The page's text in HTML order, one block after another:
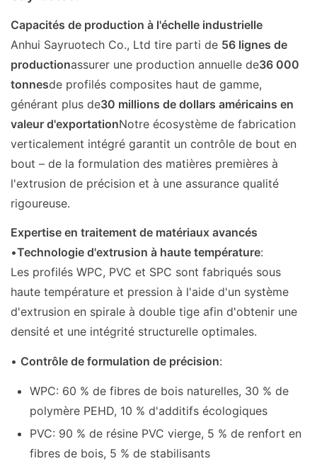
Capacités de production à l'échelle industrielle
Anhui Sayruotech Co., Ltd tire parti de 56 lignes de
productionassurer une production annuelle de36 000
tonnesde profilés composites haut de gamme,
générant plus de30 millions de dollars américains en
valeur d'exportationNotre écosystème de fabrication
verticalement intégré garantit un contrôle de bout en
bout – de la formulation des matières premières à
l'extrusion de précision et à une assurance qualité
rigoureuse.
Expertise en traitement de matériaux avancés
•Technologie d'extrusion à haute température:
Les profilés WPC, PVC et SPC sont fabriqués sous
haute température et pression à l'aide d'un système
d'extrusion en spirale à double tige afin d'obtenir une
densité et une intégrité structurelle optimales.
• Contrôle de formulation de précision:
WPC: 60 % de fibres de bois naturelles, 30 % de
polymère PEHD, 10 % d'additifs écologiques
PVC: 90 % de résine PVC vierge, 5 % de renfort en
fibres de bois, 5 % de stabilisants